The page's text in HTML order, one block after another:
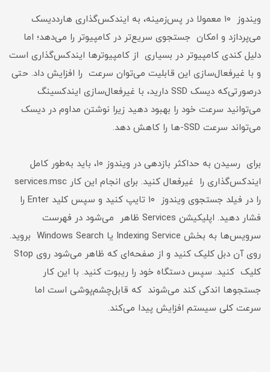
ویندوز ۱۰ معمولا در پس‌زمینه، به ایندکس‌گذاری هارددیسک
می‌پردازد و امکان جستجوی سریع‌تر در کامپیوتر را می‌دهد؛ اما
دلیل کندی کامپیوتر در بسیاری از کامپیوترها ایندکس‌گذاری است
و با غیرفعال‌سازی این قابلیت می‌توان سرعت را افزایش داد. حتی
درصورتی‌که دیسک SSD دارید، با غیرفعال‌سازی ایندکسینگ
می‌توانید سرعت خود را بهبود دهید زیرا نوشتن مداوم در دیسک
می‌تواند سرعت SSD-ها را کاهش دهد.
برای رسیدن به حداکثر بازدهی در ویندوز ۱۰، باید به‌طور کامل
ایندکس‌گذاری را غیرفعال کنید. برای انجام این کار services.msc
را در فیلد جستجوی ویندوز ۱۰ تایپ کنید و سپس کلید Enter را
فشار دهید. اپلیکیشن Services ظاهر می‌شود در فهرست
سرویس‌ها به بخش Indexing Service یا Windows Search بروید.
روی آن دبل کلیک کنید و از صفحه‌ای که ظاهر می‌شود روی Stop
کلیک کنید. سپس دستگاه خود را ریبوت کنید. با این کار
جستجوها اندکی کند می‌شوند که قابل‌چشم‌پوشی است اما
سرعت کلی سیستم افزایش پیدا می‌کند.